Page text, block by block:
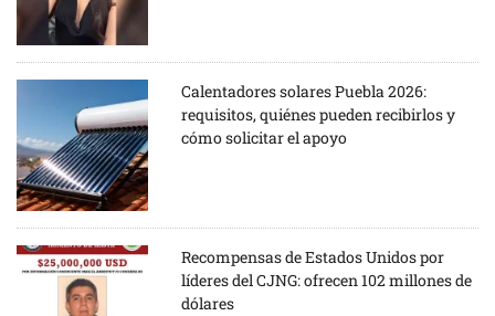
Calentadores solares Puebla 2026:
requisitos, quiénes pueden recibirlos y
cómo solicitar el apoyo
Recompensas de Estados Unidos por
líderes del CJNG: ofrecen 102 millones de
dólares